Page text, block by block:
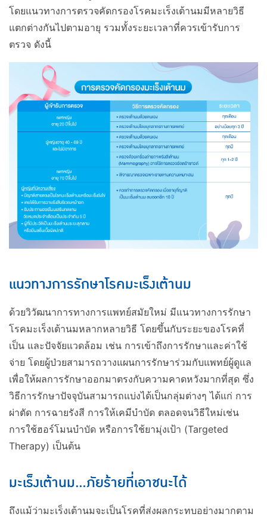
โดยแนวทางการตรวจคัดกรองโรคมะเร็งเต้านมมีหลายวิธี
แตกต่างกันไปตามอายุ รวมทั้งระยะเวลาที่ควรเข้ารับการ
ตรวจ ดังนี้
​แนวทางการรักษาโรคมะเร็งเต้านม
ด้วยวิวัฒนาการทางการแพทย์สมัยใหม่ มีแนวทางการรักษา
โรคมะเร็งเต้านมหลากหลายวิธี โดยขึ้นกับระยะของโรคที่
เป็น และปัจจัยแวดล้อม เช่น การเข้าถึงการรักษาและค่าใช้
จ่าย โดยผู้ป่วยสามารถวางแผนการรักษาร่วมกับแพทย์ผู้ดูแล
เพื่อให้ผลการรักษาออกมาตรงกับความคาดหวังมากที่สุด ซึ่ง
วิธีการรักษาปัจจุบันสามารถแบ่งได้เป็นกลุ่มต่างๆ ได้แก่ การ
ผ่าตัด การฉายรังสี การให้เคมีบำบัด ตลอดจนวิธีใหม่เช่น
การใช้ฮอร์โมนบำบัด หรือการใช้ยามุ่งเป้า (Targeted
Therapy) เป็นต้น
มะเร็งเต้านม...ภัยร้ายที่เอาชนะได้
ถึงแม้ว่ามะเร็งเต้านมจะเป็นโรคที่ส่งผลกระทบอย่างมากตาม